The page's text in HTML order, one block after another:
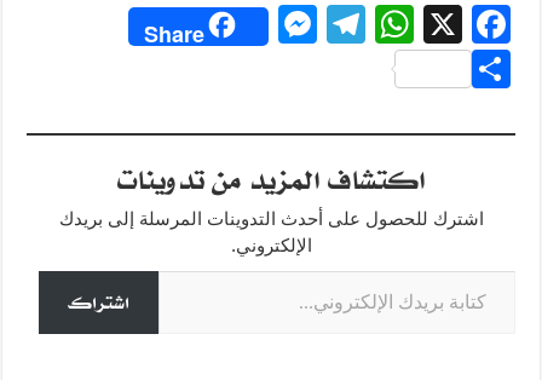
F
a
c
e
o
k
X
W
s
A
p
T
gr
a
m
M
e
n
g
er
Share
ar
اكتشاف المزيد من تدوينات
اشترك للحصول على أحدث التدوينات المرسلة إلى بريدك
الإلكتروني.
كتابة بريدك الإلكتروني...
اشتراك